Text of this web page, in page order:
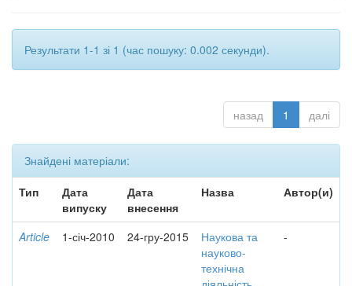
Результати 1-1 зі 1 (час пошуку: 0.002 секунди).
назад 1 далі
Знайдені матеріали:
Тип
Дата
випуску
Дата
внесення
Назва Автор(и)
Article 1-січ-2010 24-гру-2015
Наукова та
науково-
технічна
-